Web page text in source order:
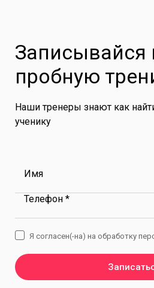
Записывайся
пробную
Наши тренеры знают как
ученику
Имя
Телефон *
Я согласен(-на) на обработку